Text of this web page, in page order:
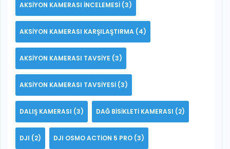
AKSIYON KAMERASI INCELEMESI (3)
AKSIYON KAMERASI KARŞILAŞTIRMA (4)
AKSIYON KAMERASI TAVSIYE (3)
AKSIYON KAMERASI TAVSIYESI (3)
DALIŞ KAMERASI (3) DAĞ BISIKLETI KAMERASI (2)
DJI (2) DJI OSMO ACTION 5 PRO (3)